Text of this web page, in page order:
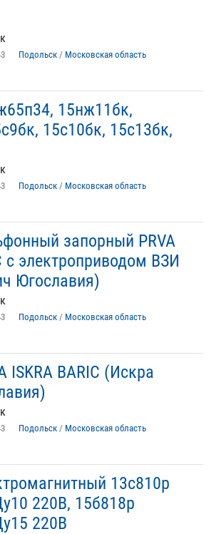
Подольск / Московская область
15нж11бк,
15с10бк, 15с13бк,
Подольск / Московская область
запорный PRVA
с электроприводом ВЗИ
Югославия)
Подольск / Московская область
ISKRA BARIC (Искра
Подольск / Московская область
13с810р
220В, 15б818р
220В